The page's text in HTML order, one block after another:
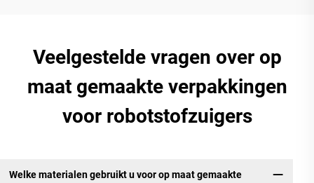
Veelgestelde vragen over op
maat gemaakte verpakkingen
voor robotstofzuigers
Welke materialen gebruikt u voor op maat gemaakte